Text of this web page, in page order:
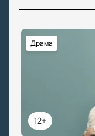
12+
Драма